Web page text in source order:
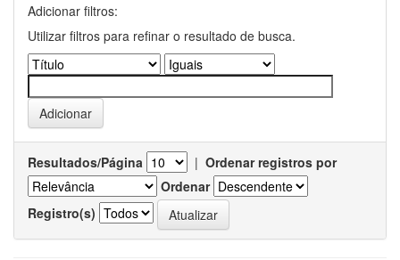
Adicionar filtros:
Utilizar filtros para refinar o resultado de busca.
Resultados/Página | Ordenar registros por
Ordenar
Registro(s)